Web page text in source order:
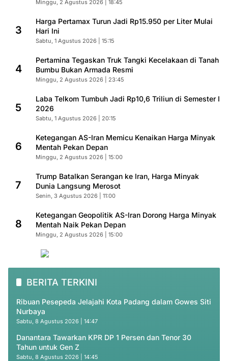
Minggu, 2 Agustus 2026 | 18:45
3
Harga Pertamax Turun Jadi Rp15.950 per Liter Mulai
Hari Ini
Sabtu, 1 Agustus 2026 | 15:15
4
Pertamina Tegaskan Truk Tangki Kecelakaan di Tanah
Bumbu Bukan Armada Resmi
Minggu, 2 Agustus 2026 | 23:45
5
Laba Telkom Tumbuh Jadi Rp10,6 Triliun di Semester I
2026
Sabtu, 1 Agustus 2026 | 20:15
6
Ketegangan AS-Iran Memicu Kenaikan Harga Minyak
Mentah Pekan Depan
Minggu, 2 Agustus 2026 | 15:00
7
Trump Batalkan Serangan ke Iran, Harga Minyak
Dunia Langsung Merosot
Senin, 3 Agustus 2026 | 11:00
8
Ketegangan Geopolitik AS-Iran Dorong Harga Minyak
Mentah Naik Pekan Depan
Minggu, 2 Agustus 2026 | 15:00
BERITA TERKINI
Ribuan Pesepeda Jelajahi Kota Padang dalam Gowes Siti
Nurbaya
Sabtu, 8 Agustus 2026 | 14:47
Danantara Tawarkan KPR DP 1 Persen dan Tenor 30
Tahun untuk Gen Z
Sabtu, 8 Agustus 2026 | 14:45